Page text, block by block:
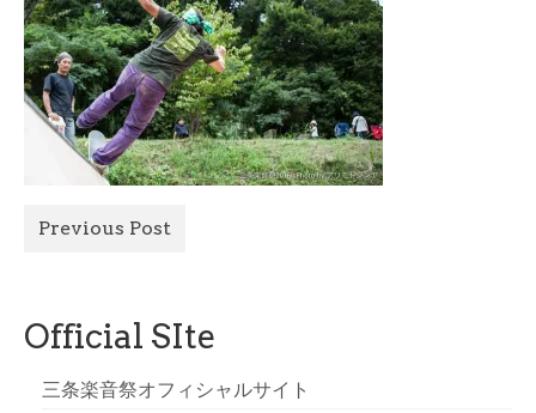
2016
All Photo
Official Site
Previous Post
Official SIte
三条楽音祭オフィシャルサイト